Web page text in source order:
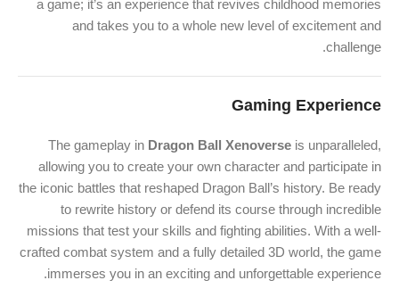
a game; it’s an experience that revives childhood memories
and takes you to a whole new level of excitement and
challenge.
Gaming Experience
The gameplay in Dragon Ball Xenoverse is unparalleled,
allowing you to create your own character and participate in
the iconic battles that reshaped Dragon Ball’s history. Be ready
to rewrite history or defend its course through incredible
missions that test your skills and fighting abilities. With a well-
crafted combat system and a fully detailed 3D world, the game
immerses you in an exciting and unforgettable experience.